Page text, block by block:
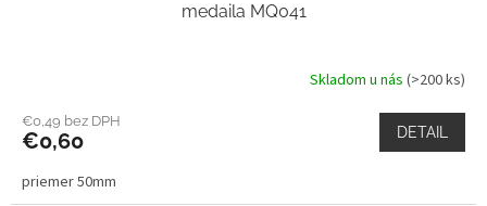
medaila MQ041
Skladom u nás (>200 ks)
€0,49 bez DPH
€0,60 DETAIL
priemer 50mm